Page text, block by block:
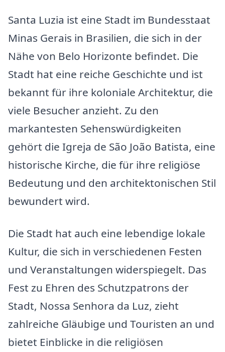
Santa Luzia ist eine Stadt im Bundesstaat
Minas Gerais in Brasilien, die sich in der
Nähe von Belo Horizonte befindet. Die
Stadt hat eine reiche Geschichte und ist
bekannt für ihre koloniale Architektur, die
viele Besucher anzieht. Zu den
markantesten Sehenswürdigkeiten
gehört die Igreja de São João Batista, eine
historische Kirche, die für ihre religiöse
Bedeutung und den architektonischen Stil
bewundert wird.
Die Stadt hat auch eine lebendige lokale
Kultur, die sich in verschiedenen Festen
und Veranstaltungen widerspiegelt. Das
Fest zu Ehren des Schutzpatrons der
Stadt, Nossa Senhora da Luz, zieht
zahlreiche Gläubige und Touristen an und
bietet Einblicke in die religiösen